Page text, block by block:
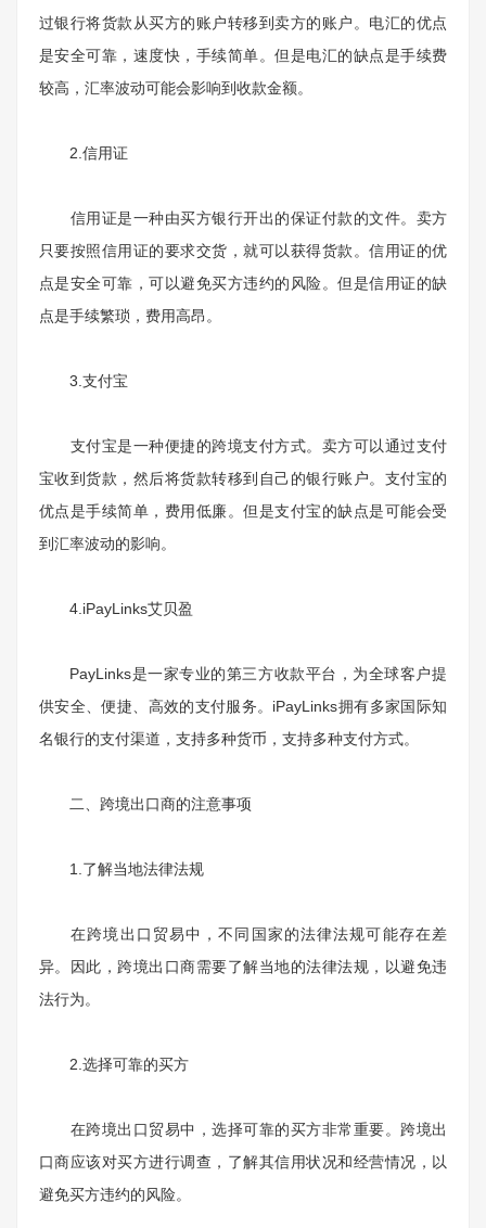
过银行将货款从买方的账户转移到卖方的账户。电汇的优点
是安全可靠，速度快，手续简单。但是电汇的缺点是手续费
较高，汇率波动可能会影响到收款金额。
2. 信用证
信用证是一种由买方银行开出的保证付款的文件。卖方
只要按照信用证的要求交货，就可以获得货款。信用证的优
点是安全可靠，可以避免买方违约的风险。但是信用证的缺
点是手续繁琐，费用高昂。
3. 支付宝
支付宝是一种便捷的跨境支付方式。卖方可以通过支付
宝收到货款，然后将货款转移到自己的银行账户。支付宝的
优点是手续简单，费用低廉。但是支付宝的缺点是可能会受
到汇率波动的影响。
4.iPayLinks艾贝盈
PayLinks是一家专业的第三方收款平台，为全球客户提
供安全、便捷、高效的支付服务。 iPayLinks拥有多家国际知
名银行的支付渠道，支持多种货币，支持多种支付方式。
二、跨境出口商的注意事项
1. 了解当地法律法规
在跨境出口贸易中，不同国家的法律法规可能存在差
异。因此，跨境出口商需要了解当地的法律法规，以避免违
法行为。
2. 选择可靠的买方
在跨境出口贸易中，选择可靠的买方非常重要。跨境出
口商应该对买方进行调查，了解其信用状况和经营情况，以
避免买方违约的风险。